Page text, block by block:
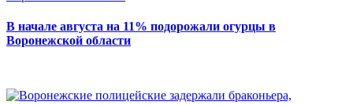
В начале августа на 11% подорожали огурцы в
Воронежской области